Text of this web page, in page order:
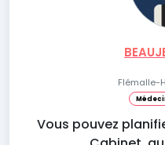
Flémalle-
Vous pouvez